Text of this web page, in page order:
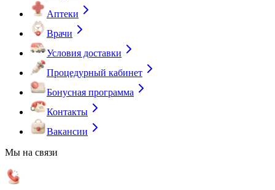
Аптеки
Врачи
Условия доставки
Процедурный кабинет
Бонусная программа
Контакты
Вакансии
Мы на связи